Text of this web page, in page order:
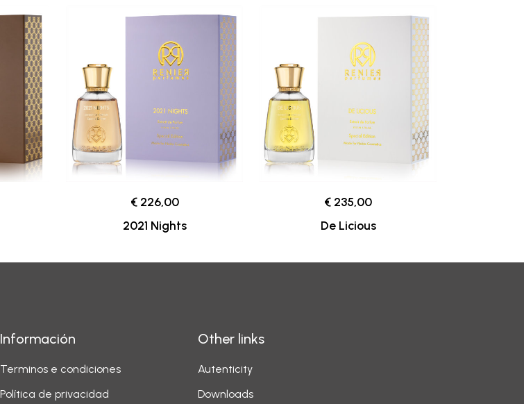
€ 226,00
2021 Nights
€ 235,00
De Licious
Información
Terminos e condiciones
Política de privacidad
Other links
Autenticity
Downloads